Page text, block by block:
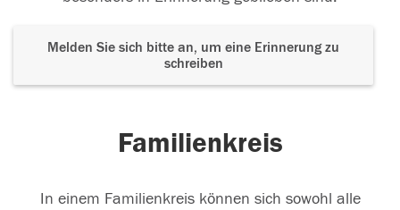
Ruhe in Frieden
In unserer Erinnerung wirst du
Melden Sie sich bitte an, um eine Erinnerung zu
schreiben
Familienkreis
In einem Familienkreis können sich sowohl alle